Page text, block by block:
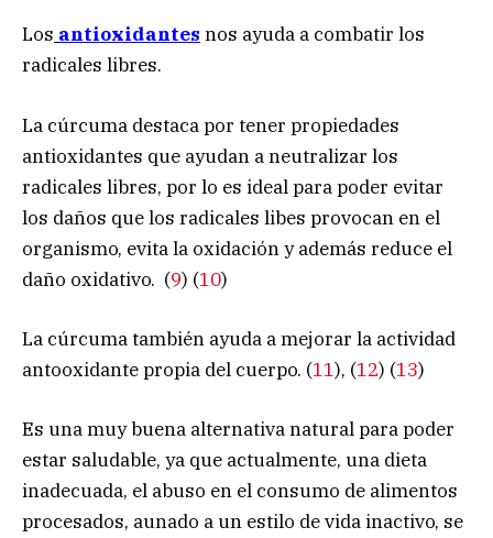
Los antioxidantes nos ayuda a combatir los
radicales libres.
La cúrcuma destaca por tener propiedades
antioxidantes que ayudan a neutralizar los
radicales libres, por lo es ideal para poder evitar
los daños que los radicales libes provocan en el
organismo, evita la oxidación y además reduce el
daño oxidativo. (9) (10)
La cúrcuma también ayuda a mejorar la actividad
antooxidante propia del cuerpo. (11), (12) (13)
Es una muy buena alternativa natural para poder
estar saludable, ya que actualmente, una dieta
inadecuada, el abuso en el consumo de alimentos
procesados, aunado a un estilo de vida inactivo, se